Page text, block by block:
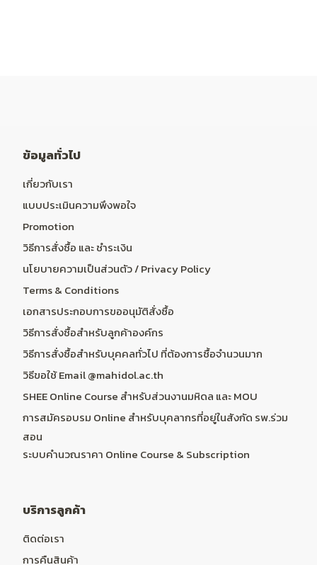
ข้อมูลทั่วไป
เกี่ยวกับเรา
แบบประเมินความพึงพอใจ
Promotion
วิธีการสั่งซื้อ และ ชำระเงิน
นโยบายความเป็นส่วนตัว / Privacy Policy
Terms & Conditions
เอกสารประกอบการขออนุมัติสั่งซื้อ
วิธีการสั่งซื้อสำหรับลูกค้าองค์กร
วิธีการสั่งซื้อสำหรับบุคคลทั่วไป ที่ต้องการซื้อจำนวนมาก
วิธีขอใช้ Email @mahidol.ac.th
SHEE Online Course สำหรับส่วนงานมหิดล และ MOU
การสมัครอบรม Online สำหรับบุคลากรที่อยู่ในสังกัด รพ.ร่วม
สอน
ระบบคำนวณราคา Online Course & Subscription
บริการลูกค้า
ติดต่อเรา
การคืนสินค้า